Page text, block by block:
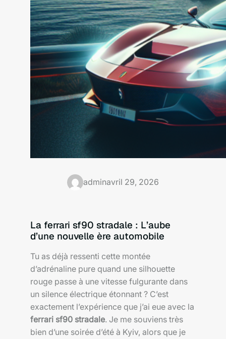
adminavril 29, 2026
La ferrari sf90 stradale : L’aube
d’une nouvelle ère automobile
Tu as déjà ressenti cette montée
d’adrénaline pure quand une silhouette
rouge passe à une vitesse fulgurante dans
un silence électrique étonnant ? C’est
exactement l’expérience que j’ai eue avec la
ferrari sf90 stradale. Je me souviens très
bien d’une soirée d’été à Kyiv, alors que je